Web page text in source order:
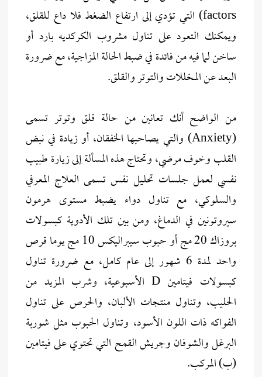
factors) التي تؤدي إلى ارتفاع الضغط فلا داع للقلق،
ويمكنك التعود على تناول مشروب الكركديه بارد أو
ساخن لما فيه من فائدة في ضبط الحالة المزاجية، مع ضرورة
البعد عن المخللات والتوتر والقلق.
من الواضح أنك تعانين من حالة قلق وتوتر تسمى
(Anxiety) والتي يصاحبها الخفقان، أو زيادة في نبض
القلب وخوف مرضي، وتحتاج هذه المسألة إلى زيارة طبيب
نفسي لعمل جلسات تحليل نفس تسمى العلاج المعرفي
والسلوكي، مع تناول دواء يضبط مستوى هرمون
سيروتونين في الدماغ، ومن بين تلك الأدوية كبسولات
بروزاك 20 مج أو حبوب سيبراليكس 10 مج يوما قرص
واحد لمدة 6 شهور إلى عام كامل، مع ضرورة تناول
كبسولات فيتامين D الأسبوعية، وشرب المزيد من
الحليب، وتناول منتجات الألبان، والحرص على تناول
الفواكه ذات اللون الأسود، وتناول الحبوب مثل شوربة
البرغل والشوفان وجريش القمح التي تحتوي على فيتامين
(ب) المركب.